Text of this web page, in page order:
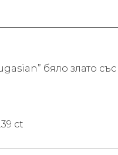
бяло злато със
ct